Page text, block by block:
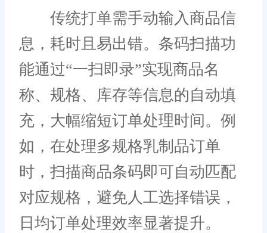
传统打单需手动输入商品信
息，耗时且易出错。条码扫描功
能通过“一扫即录”实现商品名
称、规格、库存等信息的自动填
充，大幅缩短订单处理时间。例
如，在处理多规格乳制品订单
时，扫描商品条码即可自动匹配
对应规格，避免人工选择错误，
日均订单处理效率显著提升。